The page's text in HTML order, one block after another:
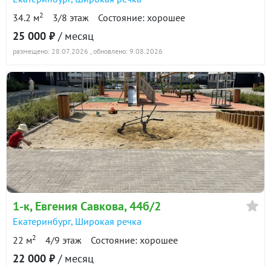
34.2 м2 3/8 этаж Состояние: хорошее
25 000 ₽ / месяц
размещено: 28.07.2026 , обновлено: 9.08.2026
1-к, Евгения Савкова, 44б/2
Екатеринбург, Широкая речка
22 м2 4/9 этаж Состояние: хорошее
22 000 ₽ / месяц